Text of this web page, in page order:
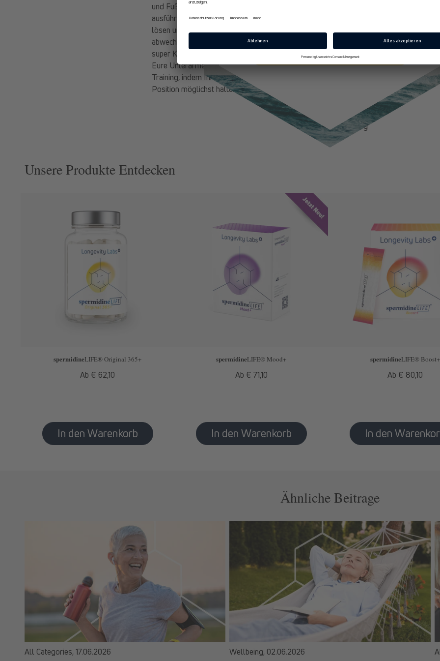
und Fußballen berühren den Boden. Das Schönste an dieser Übung: Man kann sie in
ausführen und so für viel Abwechslung sorgen. Probiert doch mal abwechselnd eine
lösen und die gegensätzliche Schulter kurz anzutippen. Achtung aufs Gleichgewicht!
abwechselnd einen Fuß und zieht das Knie unter Eurem Körper zum
super Kräftigung für den Core! Eine weitere Variation wäre der Unterarmstütz mit
Eure Unterarme auf der Matte ab und kommt in eine tiefere Plank-Position.
Training, indem Ihr Eure Hüfte abwechselnd rechts und links seitlich dreht. Füße und
Position möglichst halten.
Zurück zum Blog
Unsere Produkte Entdecken
spermidineLIFE® Original 365+
Normaler
Ab € 62,10
spermidineLIFE® Mood+
Normaler
Ab € 71,10
spermidineLIFE® Boost+
Normaler
Ab € 80,10
Ähnliche Beitrage
All Categories,17.06.2026 Wellbeing, 02.06.2026
Jetzt 10% Rabatt sichern